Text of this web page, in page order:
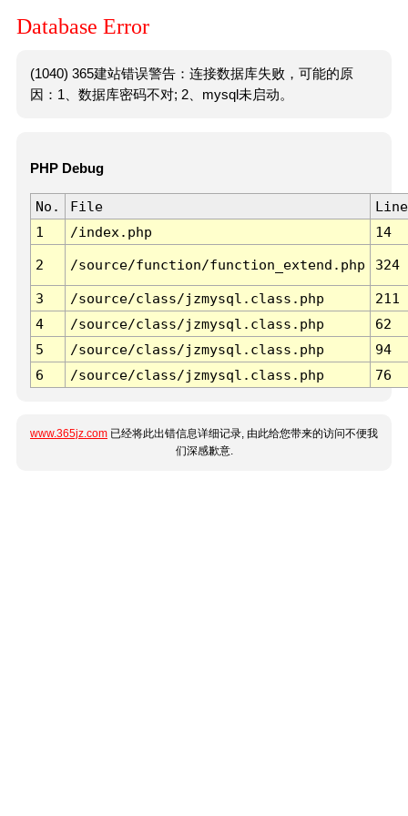
Database Error
(1040) 365建站错误警告：连接数据库失败，可能的原
因：1、数据库密码不对; 2、mysql未启动。
PHP Debug
No. File
Line
1
/index.php 14
2 /source/function/function_extend.php 324
3 /source/class/jzmysql.class.php
211
4
/source/class/jzmysql.class.php
62
5
/source/class/jzmysql.class.php
94
6
/source/class/jzmysql.class.php 76
www.365jz.com 已经将此出错信息详细记录, 由此给您带来的访问不便我
们深感歉意.